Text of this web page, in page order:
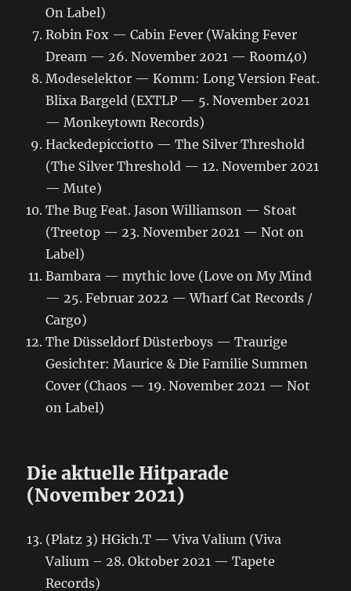
On Label)
Robin Fox — Cabin Fever (Waking Fever
Dream — 26. November 2021 — Room40)
Modeselektor — Komm: Long Version Feat.
Blixa Bargeld (EXTLP — 5. November 2021
— Monkeytown Records)
Hackedepicciotto — The Silver Threshold
(The Silver Threshold — 12. November 2021
— Mute)
The Bug Feat. Jason Williamson — Stoat
(Treetop — 23. November 2021 — Not on
Label)
Bambara — mythic love (Love on My Mind
— 25. Februar 2022 — Wharf Cat Records /
Cargo)
The Düsseldorf Düsterboys — Traurige
Gesichter: Maurice & Die Familie Summen
Cover (Chaos — 19. November 2021 — Not
on Label)
Die aktuelle Hitparade
(November 2021)
(Platz 3) HGich.T — Viva Valium (Viva
Valium – 28. Oktober 2021 — Tapete
Records)